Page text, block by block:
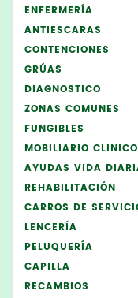
ENFERMERÍA
ANTIESCARAS
CONTENCIONES
GRÚAS
DIAGNOSTICO
ZONAS COMUNES
FUNGIBLES
MOBILIARIO CLINICO
AYUDAS VIDA
REHABILITACIÓN
CARROS DE
LENCERÍA
PELUQUERÍA
CAPILLA
RECAMBIOS